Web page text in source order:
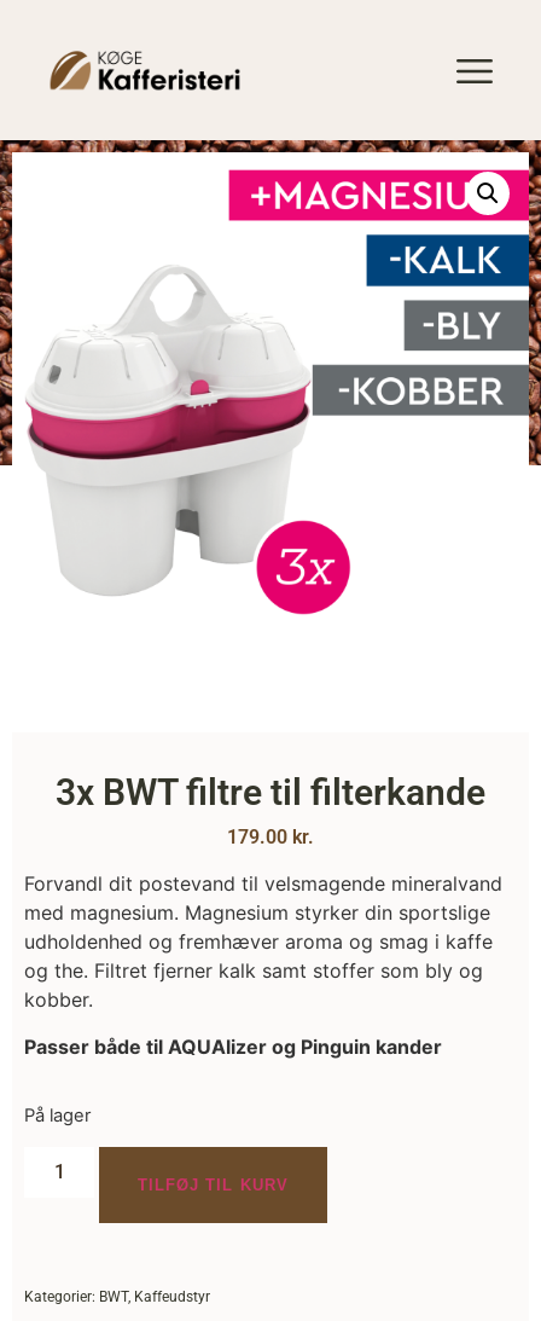
3x BWT filtre til filterkande
179.00 kr.
Forvandl dit postevand til velsmagende mineralvand
med magnesium. Magnesium styrker din sportslige
udholdenhed og fremhæver aroma og smag i kaffe
og the. Filtret fjerner kalk samt stoffer som bly og
kobber.
Passer både til AQUAlizer og Pinguin kander
På lager
TILFØJ TIL KURV
Kategorier: BWT, Kaffeudstyr